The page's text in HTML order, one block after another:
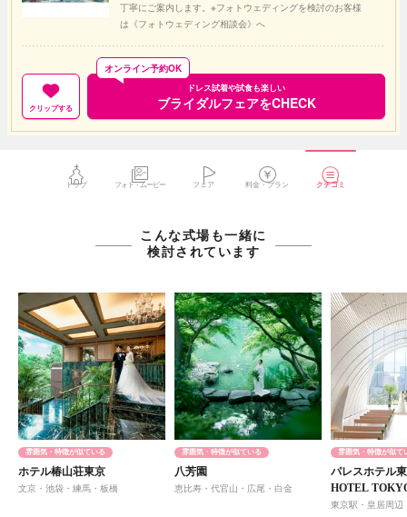
丁寧にご案内します。※フォトウェディングを検討のお客様
は《フォトウェディング相談会》へ
クリップする
ドレス試着や試食も楽しい
ブライダルフェアをCHECK
オンライン予約OK
トップ フォト・ムービー フェア 料金・プラン クチコミ
こんな式場も一緒に
検討されています
雰囲気・特徴が似ている
ホテル椿山荘東京
文京・池袋・練馬・板橋
雰囲気・特徴が似ている
八芳園
恵比寿・代官山・広尾・白金
雰囲気・特徴が似て
パレスホテル
HOTEL
東京駅・皇居周辺